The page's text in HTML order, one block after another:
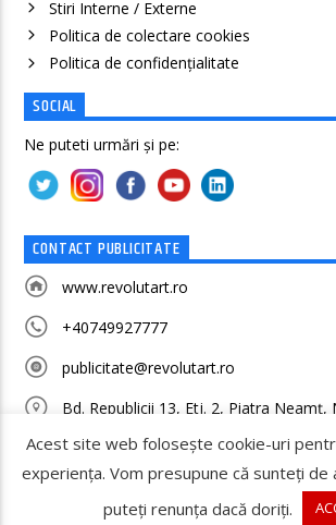
Stiri Interne / Externe
Politica de colectare cookies
Politica de confidenţialitate
SOCIAL
Ne puteti urmări și pe:
CONTACT PUBLICITATE
www.revolutart.ro
+40749927777
publicitate@revolutart.ro
Bd. Republicii 13, Etj. 2, Piatra Neamț,
Acest site web folosește cookie-uri
experiența. Vom presupune că sunteți de
puteți renunța dacă doriți.